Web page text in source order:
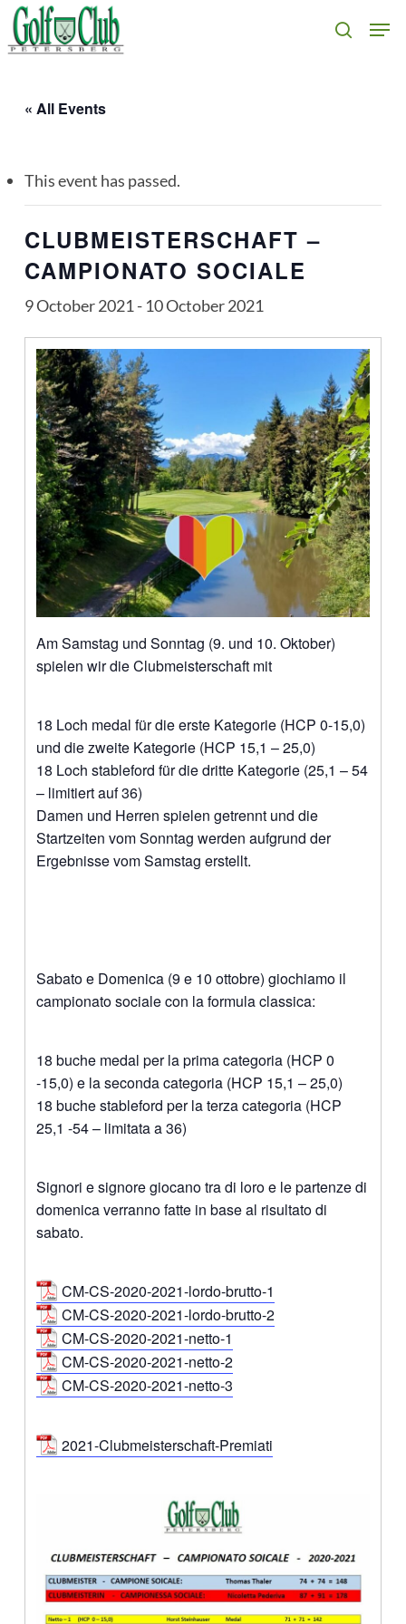
Skip
to
search
« All Events
This event has passed.
CLUBMEISTERSCHAFT –
CAMPIONATO SOCIALE
9 October 2021 - 10 October 2021
Am Samstag und Sonntag (9. und 10. Oktober)
spielen wir die Clubmeisterschaft mit
18 Loch medal für die erste Kategorie (HCP 0-15,0)
und die zweite Kategorie (HCP 15,1 – 25,0)
18 Loch stableford für die dritte Kategorie (25,1 – 54
– limitiert auf 36)
Damen und Herren spielen getrennt und die
Startzeiten vom Sonntag werden aufgrund der
Ergebnisse vom Samstag erstellt.
Sabato e Domenica (9 e 10 ottobre) giochiamo il
campionato sociale con la formula classica:
18 buche medal per la prima categoria (HCP 0
-15,0) e la seconda categoria (HCP 15,1 – 25,0)
18 buche stableford per la terza categoria (HCP
25,1 -54 – limitata a 36)
Signori e signore giocano tra di loro e le partenze di
domenica verranno fatte in base al risultato di
sabato.
CM-CS-2020-2021-lordo-brutto-1
CM-CS-2020-2021-lordo-brutto-2
CM-CS-2020-2021-netto-1
CM-CS-2020-2021-netto-2
CM-CS-2020-2021-netto-3
2021-Clubmeisterschaft-Premiati